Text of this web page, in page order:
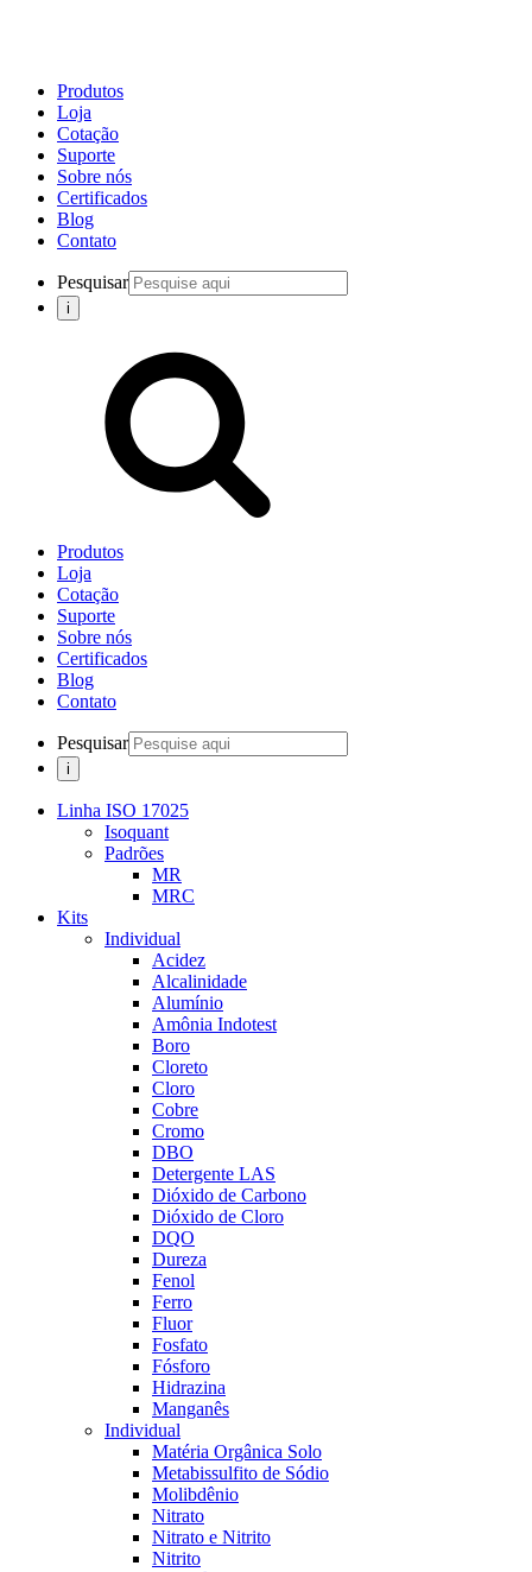
Produtos
Loja
Cotação
Suporte
Sobre nós
Certificados
Blog
Contato
Pesquisar
Produtos
Loja
Cotação
Suporte
Sobre nós
Certificados
Blog
Contato
Pesquisar
Linha ISO 17025
Isoquant
Padrões
MR
MRC
Kits
Individual
Acidez
Alcalinidade
Alumínio
Amônia Indotest
Boro
Cloreto
Cloro
Cobre
Cromo
DBO
Detergente LAS
Dióxido de Carbono
Dióxido de Cloro
DQO
Dureza
Fenol
Ferro
Fluor
Fosfato
Fósforo
Hidrazina
Manganês
Individual
Matéria Orgânica Solo
Metabissulfito de Sódio
Molibdênio
Nitrato
Nitrato e Nitrito
Nitrito